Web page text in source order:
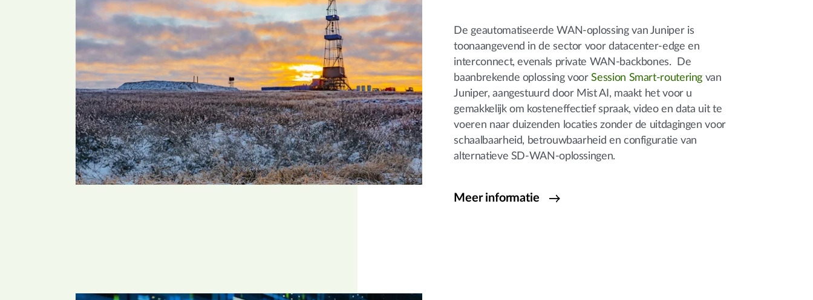
De geautomatiseerde WAN-oplossing van Juniper is
toonaangevend in de sector voor datacenter-edge en
interconnect, evenals private WAN-backbones. De
baanbrekende oplossing voorSession Smart-routering van
Juniper, aangestuurd door Mist AI, maakt het voor u
gemakkelijk om kosteneffectief spraak, video en data uit te
voeren naar duizenden locaties zonder de uitdagingen voor
schaalbaarheid, betrouwbaarheid en configuratie van
alternatieve SD-WAN-oplossingen.
Meer informatie